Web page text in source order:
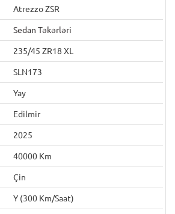
Atrezzo ZSR
Sedan Təkərləri
235/45 ZR18 XL
SLN173
Yay
Edilmir
2025
40000 Km
Çin
Y (300 Km/saat)